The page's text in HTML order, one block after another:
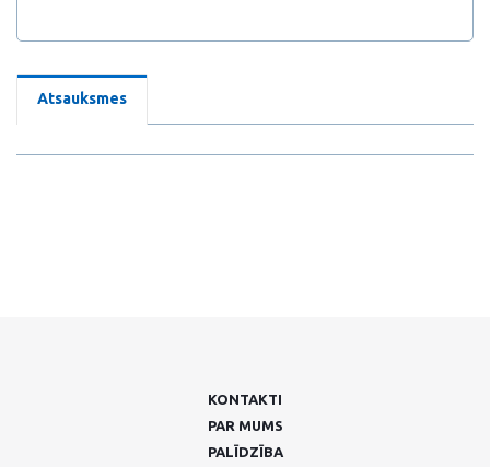
Atsauksmes
KONTAKTI
PAR MUMS
PALĪDZĪBA